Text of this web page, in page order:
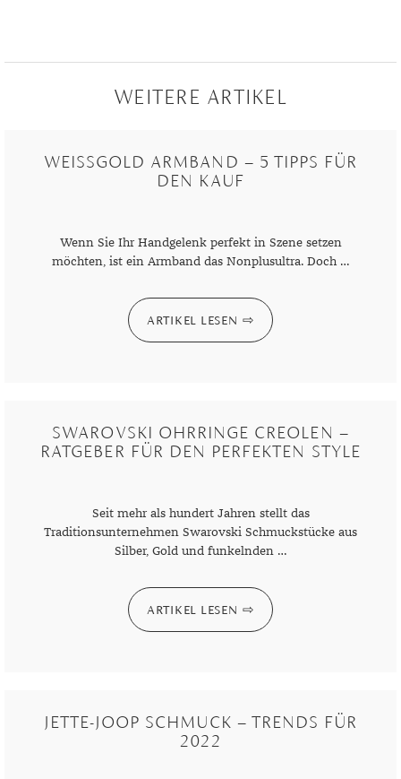
WEITERE ARTIKEL
WEISSGOLD ARMBAND – 5 TIPPS FÜR D
EN KAUF
Wenn Sie Ihr Handgelenk perfekt in Szene setzen
möchten, ist ein Armband das Nonplusultra. Doch …
ARTIKEL LESEN
SWAROVSKI OHRRINGE CREOLEN –
RATGEBER FÜR DEN PERFEKTEN STYLE
Seit mehr als hundert Jahren stellt das
Traditionsunternehmen Swarovski Schmuckstücke aus
Silber, Gold und funkelnden …
ARTIKEL LESEN
JETTE-JOOP SCHMUCK – TRENDS FÜR
2022